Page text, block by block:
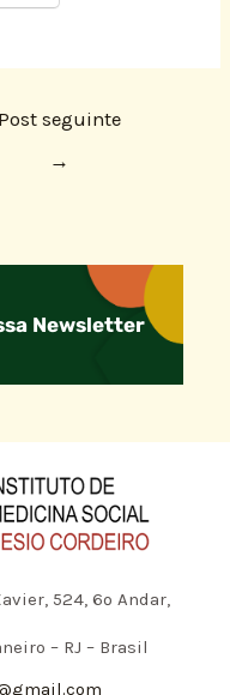
Post seguinte
→
Newsletter
524, 6º Andar,
– RJ – Brasil